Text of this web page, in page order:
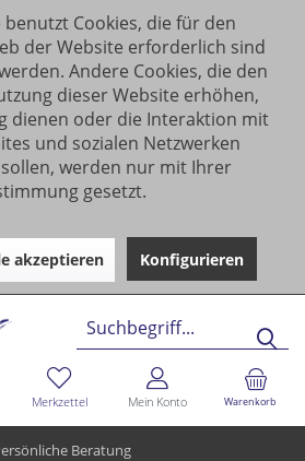
benutzt Cookies, die für den
der Website erforderlich sind
Andere Cookies, die den
dieser Website erhöhen,
dienen oder die Interaktion mit
und sozialen Netzwerken
werden nur mit Ihrer
gesetzt.
akzeptieren Konfigurieren
Beratung
Warenkorb
Merkzettel Mein Konto